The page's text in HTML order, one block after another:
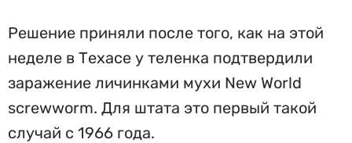
Решение приняли после того, как на этой
неделе в Техасе у теленка подтвердили
заражение личинками мухи New World
screwworm. Для штата это первый такой
случай с 1966 года.